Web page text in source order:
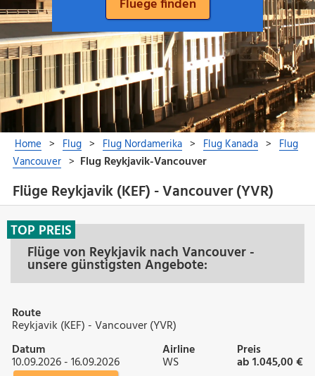
Flüge Reykjavik (KEF) - Vancouver (YVR)
Flüge von Reykjavik nach Vancouver -
unsere günstigsten Angebote:
TOP PREIS
Route
Reykjavik (KEF) - Vancouver (YVR)
Datum
10.09.2026 - 16.09.2026
Airline
WS
Preis
ab 1.045,00 €